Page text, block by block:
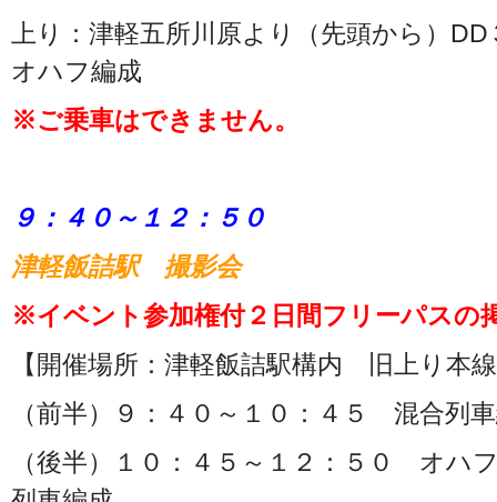
上り：津軽五所川原より（先頭から）
オハフ編成
※ご乗車はできません。
９：４０～１２：５０
津軽飯詰駅 撮影会
※イベント参加権付２日間フリーパスの
【開催場所：津軽飯詰駅構内 旧上り本
（前半）９：４０～１０：４５ 混合列
（後半）１０：４５～１２：５０ オハ